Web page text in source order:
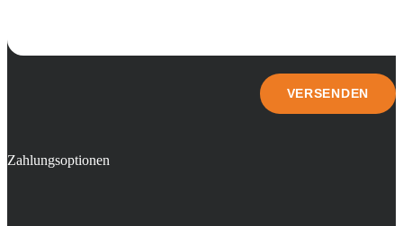
Zahlungsoptionen